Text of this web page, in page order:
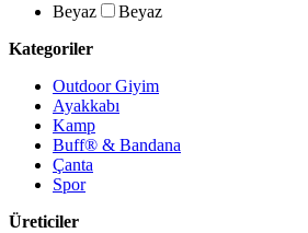
Beyaz
Beyaz
Kategoriler
Outdoor Giyim
Ayakkabı
Kamp
Buff® & Bandana
Çanta
Spor
Üreticiler